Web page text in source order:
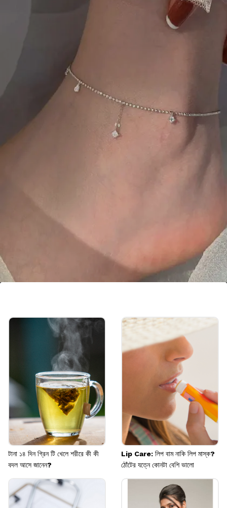
ছোট ছোট রুপোর চার্ম ও ডট দেওয়া অ্যাঙ্কলেট আপনার
অফিস ফ্যাশনে একটা ট্রেন্ডি ছোঁয়া এনে দেয়। এটি
পরলে সাধারণ সাজও খুব স্টাইলিশ ও আকর্ষণীয়
Image credits: pinterest
টানা ১৪ দিন গ্রিন টি খেলে শরীরে কী কী
বদল আসে জানেন?
Lip Care: লিপ বাম নাকি লিপ মাস্ক?
ঠোঁটের যত্নে কোনটা বেশি ভালো